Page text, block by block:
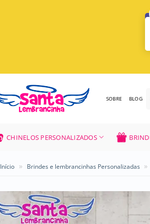
SOBRE BLOG
CHINELOS PERSONALIZADOS
Início » Brindes e lembrancinhas Personalizadas »